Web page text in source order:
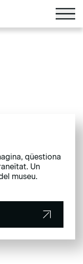
qüestiona
Un
museu.